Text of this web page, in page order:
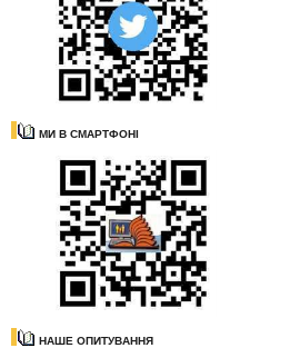
МИ В СМАРТФОНІ
НАШЕ ОПИТУВАННЯ